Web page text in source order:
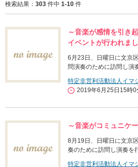
検索結果： 303 件中 1-10 件
～音楽が感情を引き
イベントが行われま
6月23日、日曜日に文京
問演奏のために訪問し演
特定非営利活動法人イマ
2019年6月25日15時0
～音楽がコミュニケ
8月19日、日曜日に文京
奏のために訪問し演奏を
特定非営利活動法人イマ